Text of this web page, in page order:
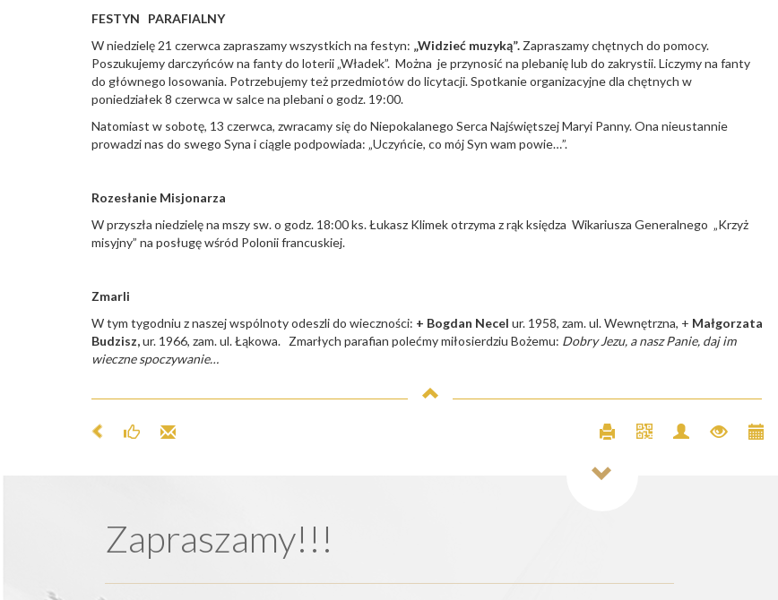
FESTYN PARAFIALNY
W niedzielę 21 czerwca zapraszamy wszystkich na festyn: „Widzieć muzyką”. Zapraszamy chętnych do pomocy.
Poszukujemy darczyńców na fanty do loterii „Władek”. Można je przynosić na plebanię lub do zakrystii. Liczymy na fanty
do głównego losowania. Potrzebujemy też przedmiotów do licytacji. Spotkanie organizacyjne dla chętnych w
poniedziałek 8 czerwca w salce na plebani o godz. 19:00.
Natomiast w sobotę, 13 czerwca, zwracamy się do Niepokalanego Serca Najświętszej Maryi Panny. Ona nieustannie
prowadzi nas do swego Syna i ciągle podpowiada: „Uczyńcie, co mój Syn wam powie…”.
Rozesłanie Misjonarza
W przyszła niedzielę na mszy sw. o godz. 18:00 ks. Łukasz Klimek otrzyma z rąk księdza Wikariusza Generalnego „Krzyż
misyjny” na posługę wśród Polonii francuskiej.
Zmarli
W tym tygodniu z naszej wspólnoty odeszli do wieczności: + Bogdan Necel ur. 1958, zam. ul. Wewnętrzna, + Małgorzata
Budzisz,ur. 1966, zam. ul. Łąkowa. Zmarłych parafian polećmy miłosierdziu Bożemu: Dobry Jezu, a nasz Panie, daj im
wieczne spoczywanie…
Zapraszamy!!!